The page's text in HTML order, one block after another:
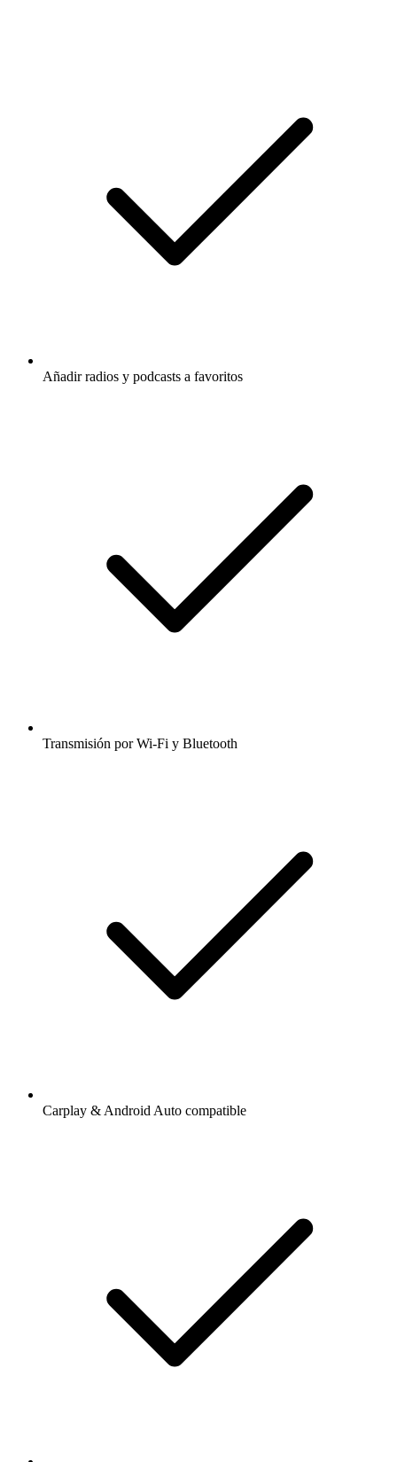
Añadir radios y podcasts a favoritos
Transmisión por Wi-Fi y Bluetooth
Carplay & Android Auto compatible